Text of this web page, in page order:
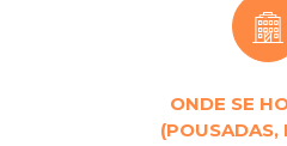
ONDE SE
(POUSADAS,